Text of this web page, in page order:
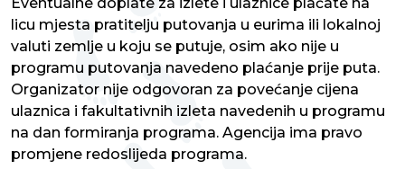
Eventualne doplate za izlete i ulaznice plaćate na
licu mjesta pratitelju putovanja u eurima ili lokalnoj
valuti zemlje u koju se putuje, osim ako nije u
programu putovanja navedeno plaćanje prije puta.
Organizator nije odgovoran za povećanje cijena
ulaznica i fakultativnih izleta navedenih u programu
na dan formiranja programa. Agencija ima pravo
promjene redoslijeda programa.